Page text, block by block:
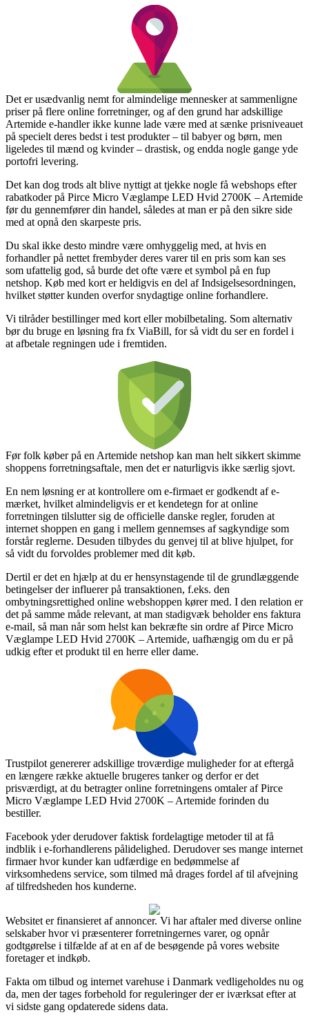
Det er usædvanlig nemt for almindelige mennesker at sammenligne
priser på flere online forretninger, og af den grund har adskillige
Artemide e-handler ikke kunne lade være med at sænke prisniveauet
på specielt deres bedst i test produkter – til babyer og børn, men
ligeledes til mænd og kvinder – drastisk, og endda nogle gange yde
portofri levering.
Det kan dog trods alt blive nyttigt at tjekke nogle få webshops efter
rabatkoder på Pirce Micro Væglampe LED Hvid 2700K – Artemide
før du gennemfører din handel, således at man er på den sikre side
med at opnå den skarpeste pris.
Du skal ikke desto mindre være omhyggelig med, at hvis en
forhandler på nettet frembyder deres varer til en pris som kan ses
som ufattelig god, så burde det ofte være et symbol på en fup
netshop. Køb med kort er heldigvis en del af Indsigelsesordningen,
hvilket støtter kunden overfor snydagtige online forhandlere.
Vi tilråder bestillinger med kort eller mobilbetaling. Som alternativ
bør du bruge en løsning fra fx ViaBill, for så vidt du ser en fordel i
at afbetale regningen ude i fremtiden.
Før folk køber på en Artemide netshop kan man helt sikkert skimme
shoppens forretningsaftale, men det er naturligvis ikke særlig sjovt.
En nem løsning er at kontrollere om e-firmaet er godkendt af e-
mærket, hvilket almindeligvis er et kendetegn for at online
forretningen tilslutter sig de officielle danske regler, foruden at
internet shoppen en gang i mellem gennemses af sagkyndige som
forstår reglerne. Desuden tilbydes du genvej til at blive hjulpet, for
så vidt du forvoldes problemer med dit køb.
Dertil er det en hjælp at du er hensynstagende til de grundlæggende
betingelser der influerer på transaktionen, f.eks. den
ombytningsrettighed online webshoppen kører med. I den relation er
det på samme måde relevant, at man stadigvæk beholder ens faktura
e-mail, så man når som helst kan bekræfte sin ordre af Pirce Micro
Væglampe LED Hvid 2700K – Artemide, uafhængig om du er på
udkig efter et produkt til en herre eller dame.
Trustpilot genererer adskillige troværdige muligheder for at eftergå
en længere række aktuelle brugeres tanker og derfor er det
prisværdigt, at du betragter online forretningens omtaler af Pirce
Micro Væglampe LED Hvid 2700K – Artemide forinden du
bestiller.
Facebook yder derudover faktisk fordelagtige metoder til at få
indblik i e-forhandlerens pålidelighed. Derudover ses mange internet
firmaer hvor kunder kan udfærdige en bedømmelse af
virksomhedens service, som tilmed må drages fordel af til afvejning
af tilfredsheden hos kunderne.
Websitet er finansieret af annoncer. Vi har aftaler med diverse online
selskaber hvor vi præsenterer forretningernes varer, og opnår
godtgørelse i tilfælde af at en af de besøgende på vores website
foretager et indkøb.
Fakta om tilbud og internet varehuse i Danmark vedligeholdes nu og
da, men der tages forbehold for reguleringer der er iværksat efter at
vi sidste gang opdaterede sidens data.